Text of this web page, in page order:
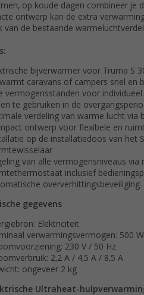
op koude dagen combineer je
ontwerp kan de extra
van de bestaande
bijverwarmer voor Truma S
caravans of campers snel en
vermogensstanden voor
te gebruiken in de
verdeling van warme lucht via
ontwerp voor flexibele en
op de installatiedoos van het
van alle vermogensniveaus
inclusief
oververhittingsbeveiliging
gegevens
Elektriciteit
verwarmingsvermogen: 500
230 V / 50 Hz
2,2 A / 4,5 A / 8,5 A
ongeveer 2 kg
Ultraheat-